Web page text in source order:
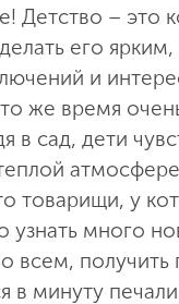
Детство – это
его
и
же время
в сад, дети
товарищи, у
узнать много
всем,
в минуту